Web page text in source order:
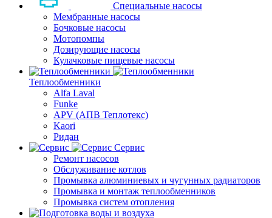
Специальные насосы
Мембранные насосы
Бочковые насосы
Мотопомпы
Дозирующие насосы
Кулачковые пищевые насосы
Теплообменники
Alfa Laval
Funke
APV (АПВ Теплотекс)
Kaori
Ридан
Сервис
Ремонт насосов
Обслуживание котлов
Промывка алюминиевых и чугунных радиаторов
Промывка и монтаж теплообменников
Промывка систем отопления